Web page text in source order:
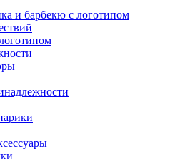
и барбекю с логотипом